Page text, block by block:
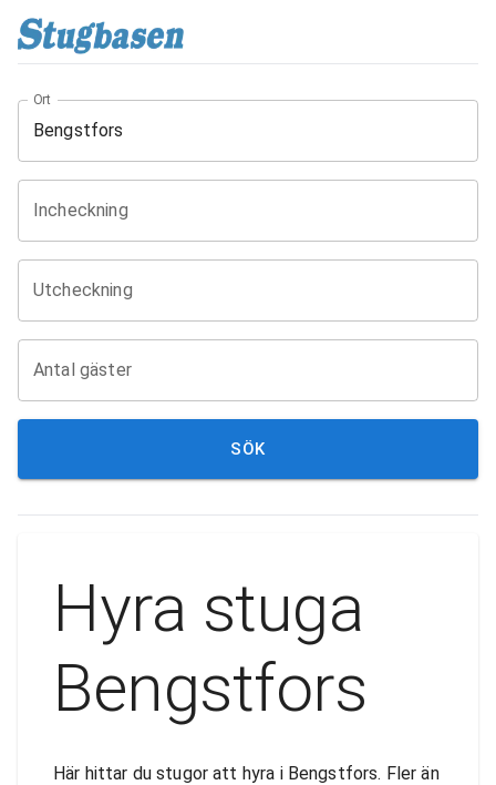
Ort
Incheckning
Utcheckning
Antal gäster
SÖK
Hyra stuga
Bengstfors
Här hittar du stugor att hyra i Bengstfors. Fler än